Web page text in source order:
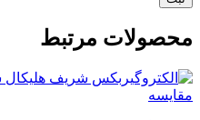
محصولات مرتبط
مقایسه